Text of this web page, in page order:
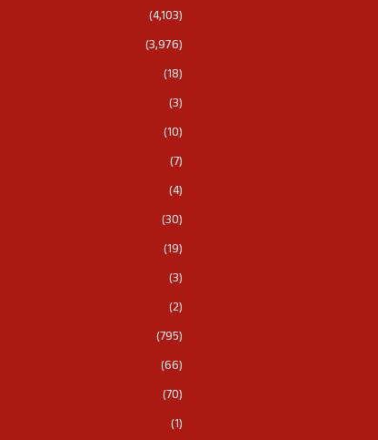
(4,103)
(3,976)
(18)
(3)
(10)
(7)
(4)
(30)
(19)
(3)
(2)
(795)
(66)
(70)
(1)